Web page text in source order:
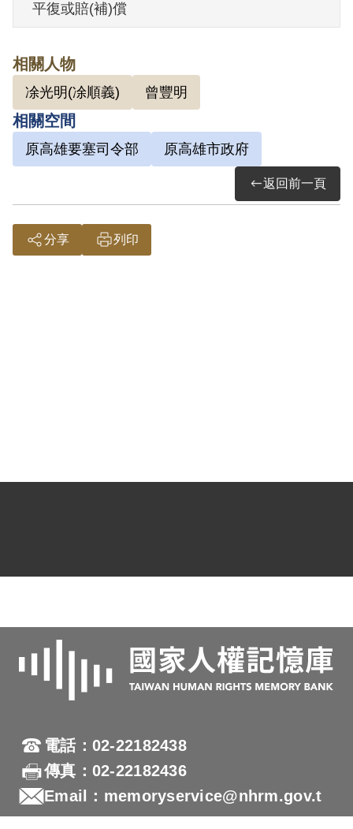
平復或賠(補)償
相關人物
凃光明(凃順義) 曾豐明
相關空間
原高雄要塞司令部 原高雄市政府
返回前一頁
分享 列印
電話：02-22182438
傳真：02-22182436
Email：memoryservice@nhrm.gov.t
w